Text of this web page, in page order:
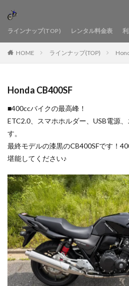
ラインナップ(TOP) レンタル料金表
HOME ラインナップ(TOP)
Honda CB400SF
■400ccバイクの最高峰！
ETC2.0、スマホホルダー、USB電源
す。
最終モデルの漆黒のCB400SFです！
堪能してください♪